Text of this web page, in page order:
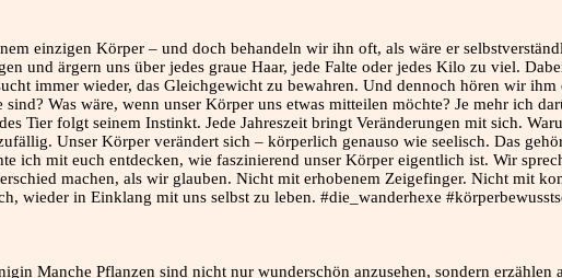
einzigen Körper – und doch behandeln wir ihn oft, als wäre er
und ärgern uns über jedes graue Haar, jede Falte oder jedes Kilo zu viel.
immer wieder, das Gleichgewicht zu bewahren. Und dennoch hören wir
Was wäre, wenn unser Körper uns etwas mitteilen möchte? Je mehr ich
Tier folgt seinem Instinkt. Jede Jahreszeit bringt Veränderungen mit sich.
Unser Körper verändert sich – körperlich genauso wie seelisch. Das
ich mit euch entdecken, wie faszinierend unser Körper eigentlich ist. Wir
machen, als wir glauben. Nicht mit erhobenem Zeigefinger. Nicht mit
wieder in Einklang mit uns selbst zu leben. #die_wanderhexe